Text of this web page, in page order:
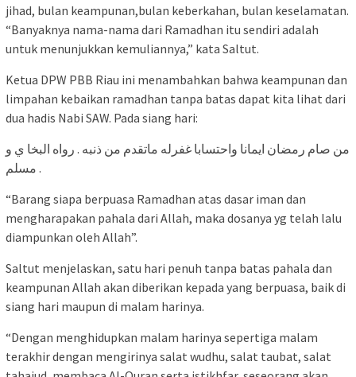
jihad, bulan keampunan,bulan keberkahan, bulan keselamatan.
“Banyaknya nama-nama dari Ramadhan itu sendiri adalah
untuk menunjukkan kemuliannya,” kata Saltut.
Ketua DPW PBB Riau ini menambahkan bahwa keampunan dan
limpahan kebaikan ramadhan tanpa batas dapat kita lihat dari
dua hadis Nabi SAW. Pada siang hari:
مسلم .
“Barang siapa berpuasa Ramadhan atas dasar iman dan
mengharapakan pahala dari Allah, maka dosanya yg telah lalu
diampunkan oleh Allah”.
Saltut menjelaskan, satu hari penuh tanpa batas pahala dan
keampunan Allah akan diberikan kepada yang berpuasa, baik di
siang hari maupun di malam harinya.
“Dengan menghidupkan malam harinya sepertiga malam
terakhir dengan mengirinya salat wudhu, salat taubat, salat